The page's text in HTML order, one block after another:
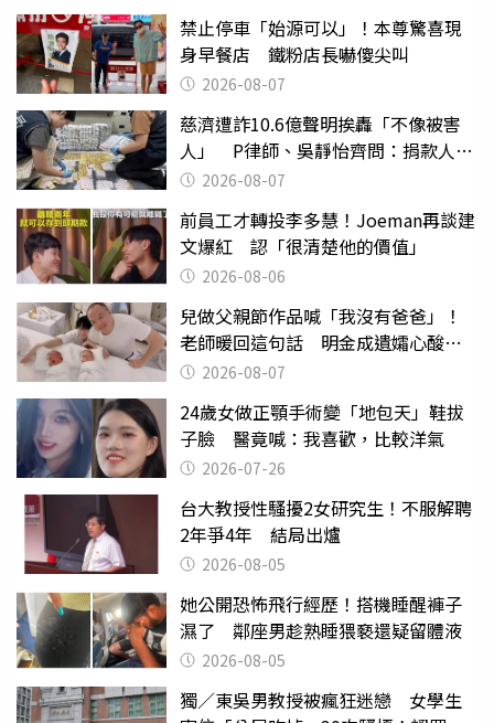
禁止停車「始源可以」！本尊驚喜現
身早餐店 鐵粉店長嚇傻尖叫
2026-08-07
慈濟遭詐10.6億聲明挨轟「不像被害
人」 P律師、吳靜怡齊問：捐款人有
權知道真相
2026-08-07
前員工才轉投李多慧！Joeman再談建
文爆紅 認「很清楚他的價值」
2026-08-06
兒做父親節作品喊「我沒有爸爸」！
老師暖回這句話 明金成遺孀心酸惹
淚 2026-08-07
24歲女做正顎手術變「地包天」鞋拔
子臉 醫竟喊：我喜歡，比較洋氣
2026-07-26
台大教授性騷擾2女研究生！不服解聘
2年爭4年 結局出爐
2026-08-05
她公開恐怖飛行經歷！搭機睡醒褲子
濕了 鄰座男趁熟睡猥褻還疑留體液
2026-08-05
獨／東吳男教授被瘋狂迷戀 女學生